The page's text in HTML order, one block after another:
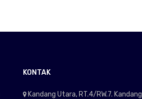
KONTAK
Kandang Utara, RT.4/RW.7. Kandang